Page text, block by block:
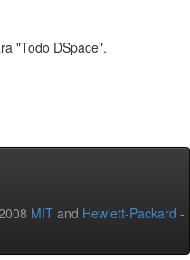
"Todo DSpace".
MIT and Hewlett-Packard -